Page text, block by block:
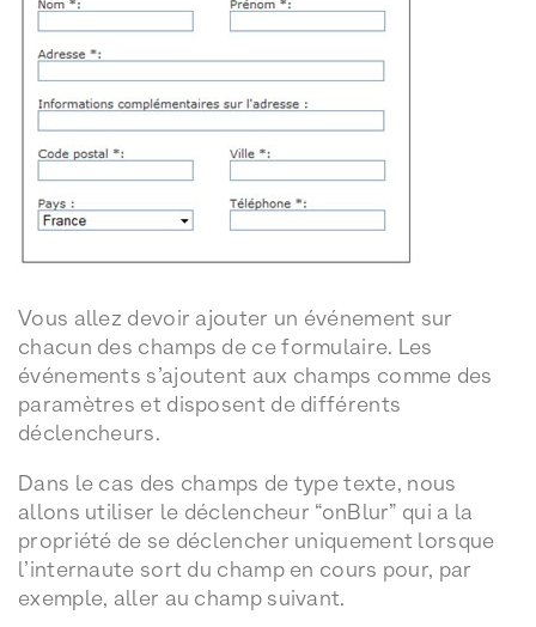
Vous allez devoir ajouter un événement sur
chacun des champs de ce formulaire. Les
événements s’ajoutent aux champs comme des
paramètres et disposent de différents
déclencheurs.
Dans le cas des champs de type texte, nous
allons utiliser le déclencheur “onBlur” qui a la
propriété de se déclencher uniquement lorsque
l’internaute sort du champ en cours pour, par
exemple, aller au champ suivant.